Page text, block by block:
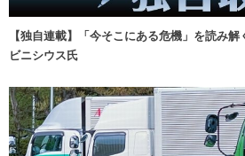
【独自連載】「今そこにある危機」を読み
ビニシウス氏